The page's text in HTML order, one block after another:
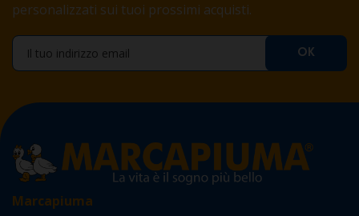
personalizzati sui tuoi prossimi acquisti.
Marcapiuma